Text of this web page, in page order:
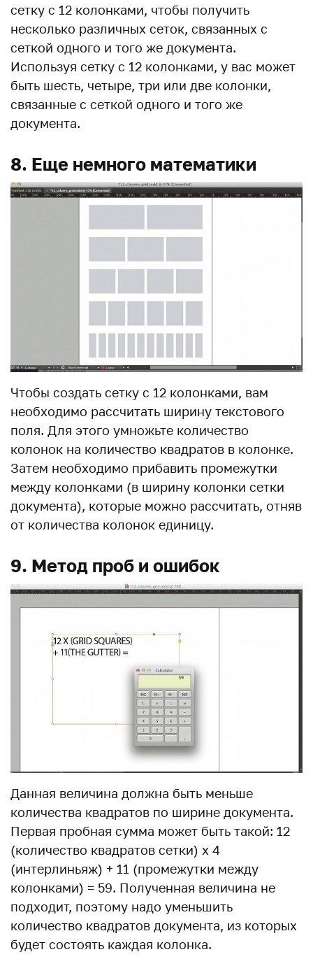
сетку с 12 колонками, чтобы получить
несколько различных сеток, связанных с
сеткой одного и того же документа.
Используя сетку с 12 колонками, у вас может
быть шесть, четыре, три или две колонки,
связанные с сеткой одного и того же
документа.
8. Еще немного математики
Чтобы создать сетку с 12 колонками, вам
необходимо рассчитать ширину текстового
поля. Для этого умножьте количество
колонок на количество квадратов в колонке.
Затем необходимо прибавить промежутки
между колонками (в ширину колонки сетки
документа), которые можно рассчитать, отняв
от количества колонок единицу.
9. Метод проб и ошибок
Данная величина должна быть меньше
количества квадратов по ширине документа.
Первая пробная сумма может быть такой: 12
(количество квадратов сетки) х 4
(интерлиньяж) + 11 (промежутки между
колонками) = 59. Полученная величина не
подходит, поэтому надо уменьшить
количество квадратов документа, из которых
будет состоять каждая колонка.